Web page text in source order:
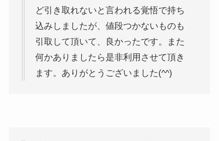
ど引き取れないと言われる覚悟で持ち
込みしましたが、値段つかないものも
引取して頂いて、良かったです。また
何かありましたら是非利用させて頂き
ます。ありがとうございました(⁠^⁠^⁠)